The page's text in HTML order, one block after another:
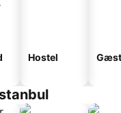
Hostel